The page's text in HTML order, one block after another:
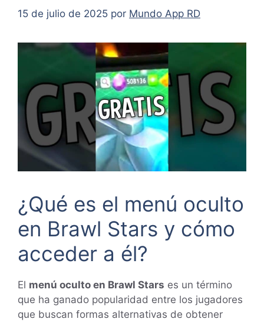
15 de julio de 2025 por Mundo App RD
¿Qué es el menú oculto
en Brawl Stars y cómo
acceder a él?
El menú oculto en Brawl Stars es un término
que ha ganado popularidad entre los jugadores
que buscan formas alternativas de obtener